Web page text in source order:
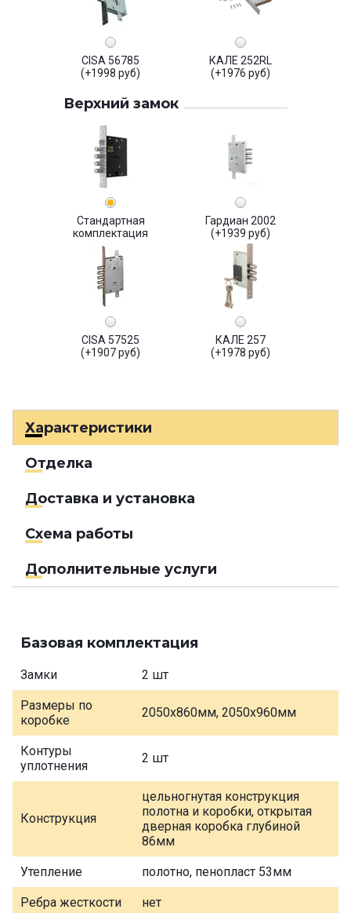
CISA 56785
(+1998 руб)
КАЛЕ 252RL
(+1976 руб)
Верхний замок
Стандартная
комплектация
Гардиан 2002
(+1939 руб)
CISA 57525
(+1907 руб)
КАЛЕ 257
(+1978 руб)
Характеристики
Отделка
Доставка и установка
Схема работы
Дополнительные услуги
Базовая комплектация
Замки 2 шт
Размеры по
коробке
2050х860мм, 2050х960мм
Контуры
уплотнения
2 шт
Конструкция
цельногнутая конструкция
полотна и коробки, открытая
дверная коробка глубиной
86мм
Утепление полотно, пенопласт 53мм
Ребра жесткости нет